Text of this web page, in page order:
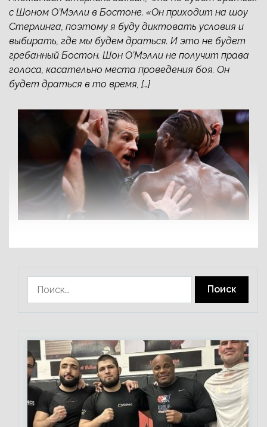
с Шоном О’Мэлли в Бостоне. «Он приходит на шоу
Стерлинга, поэтому я буду диктовать условия и
выбирать, где мы будем драться. И это не будет
гребанный Бостон. Шон О’Мэлли не получит права
голоса, касательно места проведения боя. Он
будет драться в то время, […]